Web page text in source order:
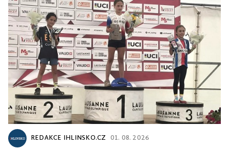
REDAKCE IHLINSKO.CZ 01. 08. 2026